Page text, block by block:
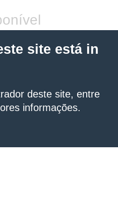
site está in
deste site, entre
informações.